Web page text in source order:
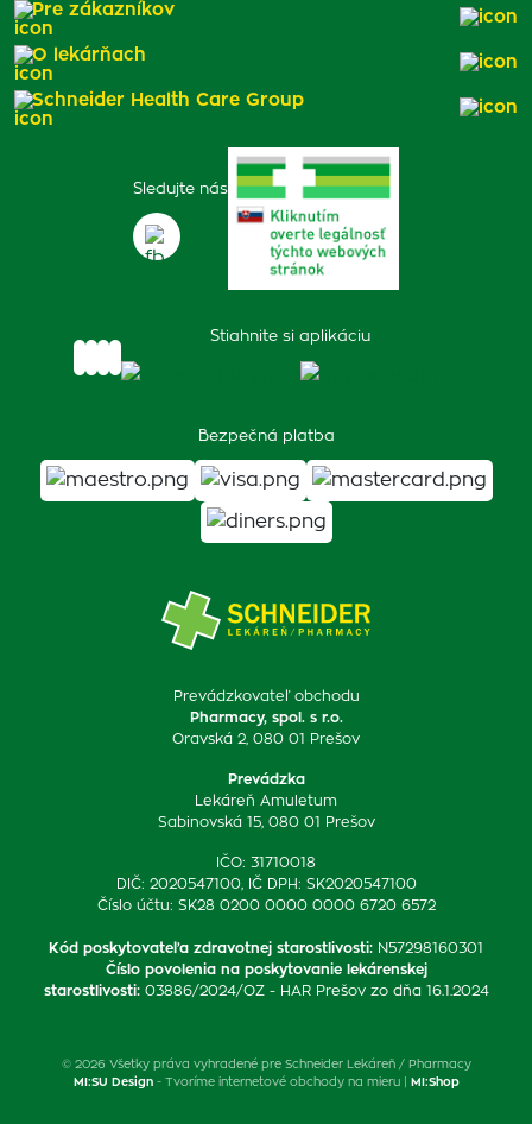
Prevádzkovateľ obchodu
Pharmacy, spol. s r.o.
Oravská 2, 080 01 Prešov
Prevádzka
Lekáreň Amuletum
Sabinovská 15, 080 01 Prešov
IČO: 31710018
DIČ: 2020547100, IČ DPH: SK2020547100
Číslo účtu: SK28 0200 0000 0000 6720 6572
Kód poskytovateľa zdravotnej starostlivosti: N57298160301
Číslo povolenia na poskytovanie lekárenskej
starostlivosti: 03886/2024/OZ - HAR Prešov zo dňa 16.1.2024
Sledujte nás
Stiahnite si aplikáciu
Bezpečná platba
Pre zákazníkov
O lekárňach
Schneider Health Care Group
© 2026 Všetky práva vyhradené pre Schneider Lekáreň / Pharmacy
MI:SU Design- Tvoríme internetové obchody na mieru | MI:Shop